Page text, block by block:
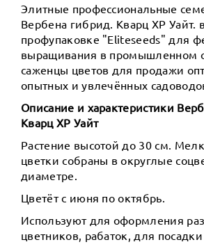
Элитные профессиональные
Вербена гибрид. Кварц XP Уайт.
профупаковке "Eliteseeds" для
выращивания в промышленном
саженцы цветов для продажи
опытных и увлечённых
Описание и характеристики
Кварц XP Уайт
Растение высотой до 30 см.
цветки собраны в округлые
диаметре.
Цветёт с июня по октябрь.
Используют для оформления
цветников, рабаток, для